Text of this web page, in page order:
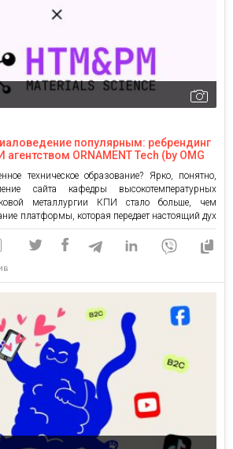
популярным: ребрендинг
ORNAMENT Tech (by OMG
техническое образование? Ярко, понятно,
сайта кафедры высокотемпературных
металлургии КПИ стало больше, чем
платформы, которая передает настоящий дух
сложные науки становятся ближе, а
— открытыми для каждого студента.
заключался в создании современного,
сайта. […]